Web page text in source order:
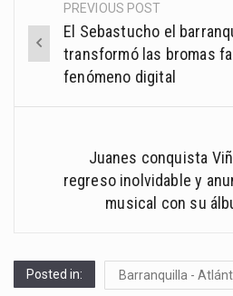
Post
navigation
PREVIOUS POST
El Sebastucho el
transformó las bromas
fenómeno digital
Juanes conquista
regreso inolvidable y
musical con su
Posted in: Barranquilla -